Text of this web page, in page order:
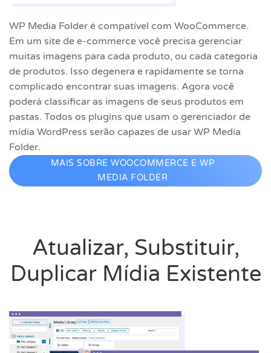
WP Media Folder é compatível com WooCommerce.
Em um site de e-commerce você precisa gerenciar
muitas imagens para cada produto, ou cada categoria
de produtos. Isso degenera e rapidamente se torna
complicado encontrar suas imagens. Agora você
poderá classificar as imagens de seus produtos em
pastas. Todos os plugins que usam o gerenciador de
mídia WordPress serão capazes de usar WP Media
Folder.
MAIS SOBRE WOOCOMMERCE E WP
MEDIA FOLDER
Atualizar, Substituir,
Duplicar Mídia Existente